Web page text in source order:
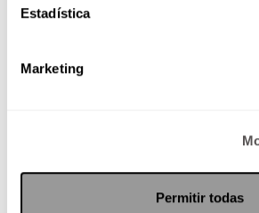
Estadística
Marketing
Permitir todas
Cuando alguien te contagia de
emocionales positivos con él.
esto pase es la